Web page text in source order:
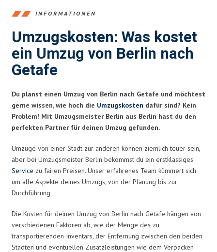
INFORMATIONEN
Umzugskosten: Was kostet
ein Umzug von Berlin nach
Getafe
Du planst einen Umzug von Berlin nach Getafe und möchtest
gerne wissen, wie hoch die Umzugskosten dafür sind? Kein
Problem! Mit Umzugsmeister Berlin aus Berlin hast du den
perfekten Partner für deinen Umzug gefunden.
Umzüge von einer Stadt zur anderen können ziemlich teuer sein,
aber bei Umzugsmeister Berlin bekommst du ein erstklassiges
Service zu fairen Preisen. Unser erfahrenes Team kümmert sich
um alle Aspekte deines Umzugs, von der Planung bis zur
Durchführung.
Die Kosten für deinen Umzug von Berlin nach Getafe hängen von
verschiedenen Faktoren ab, wie der Menge des zu
transportierenden Inventars, der Entfernung zwischen den beiden
Städten und eventuellen Zusatzleistungen wie dem Verpacken